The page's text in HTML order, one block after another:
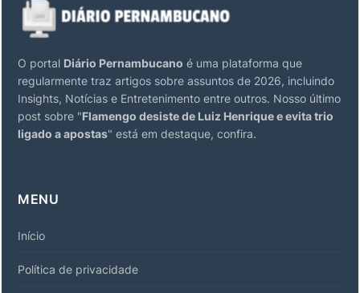
O portal Diário Pernambucano é uma plataforma que
regularmente traz artigos sobre assuntos de 2026, incluindo
Insights, Notícias e Entretenimento entre outros. Nosso último
post sobre "Flamengo desiste de Luiz Henrique e evita trio
ligado a apostas" está em destaque, confira.
MENU
Início
Política de privacidade